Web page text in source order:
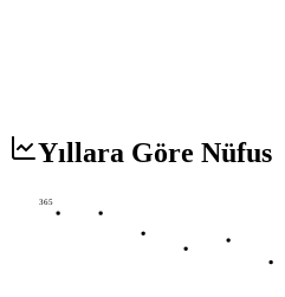
Yıllara Göre Nüfus
365